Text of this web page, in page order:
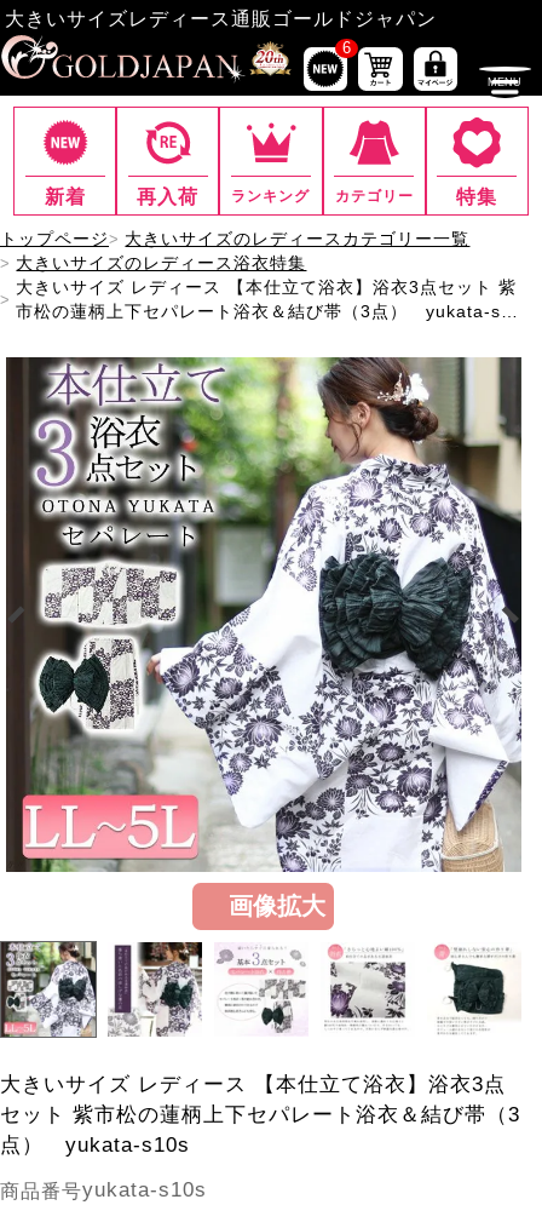
大きいサイズレディース通販ゴールドジャパン
6
新着 再入荷 ランキング カテゴリー 特集
トップページ
大きいサイズのレディースカテゴリー一覧
大きいサイズのレディース浴衣特集
大きいサイズ レディース 【本仕立て浴衣】浴衣3点セット 紫
市松の蓮柄上下セパレート浴衣＆結び帯（3点） yukata-s10
大きいサイズ レディース 【本仕立て浴衣】浴衣3点
セット 紫市松の蓮柄上下セパレート浴衣＆結び帯（3
点） yukata-s10s
商品番号yukata-s10s
画像拡大